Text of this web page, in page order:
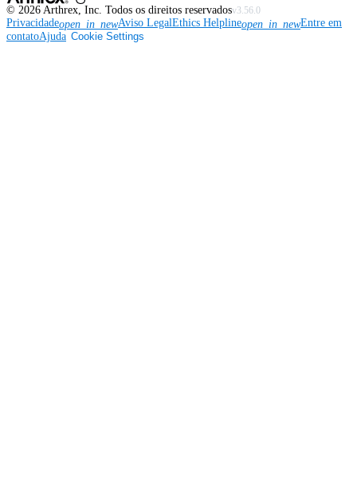
© 2026 Arthrex, Inc. Todos os direitos reservadosv3.56.0
Privacidadeopen_in_newAviso LegalEthics Helplineopen_in_newEntre em
contatoAjuda Cookie Settings